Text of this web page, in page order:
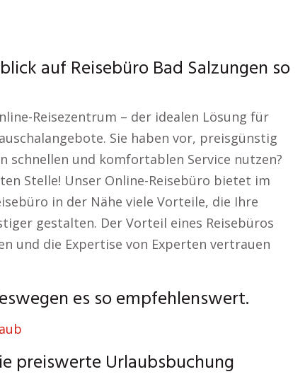
auf Reisebüro Bad Salzungen so
Reisezentrum – der idealen Lösung für
Sie haben vor, preisgünstig
schnellen und komfortablen Service nutzen?
Stelle! Unser Online-Reisebüro bietet im
in der Nähe viele Vorteile, die Ihre
gestalten. Der Vorteil eines Reisebüros
und die Expertise von Experten vertrauen
es so empfehlenswert.
preiswerte Urlaubsbuchung